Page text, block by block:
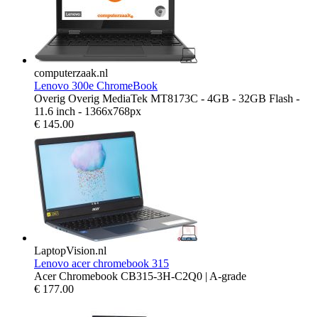
computerzaak.nl
Lenovo 300e ChromeBook
Overig Overig MediaTek MT8173C - 4GB - 32GB Flash -
11.6 inch - 1366x768px
€ 145.00
LaptopVision.nl
Lenovo acer chromebook 315
Acer Chromebook CB315-3H-C2Q0 | A-grade
€ 177.00